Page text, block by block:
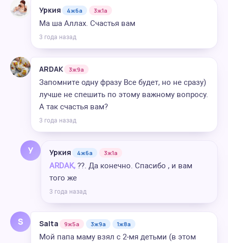
Уркия 4ж6а 3ж1а
Ма ша Аллах. Счастья вам
3 года назад
ARDAK 3ж9а
Запомните одну фразу Все будет, но не сразу)
лучше не спешить по этому важному вопросу.
А так счастья вам?
3 года назад
У Уркия 4ж6а 3ж1а
ARDAK, ??. Да конечно. Спасибо , и вам
того же
3 года назад
S Salta 9ж5а 3ж9а 1ж8а
Мой папа маму взял с 2-мя детьми (в этом